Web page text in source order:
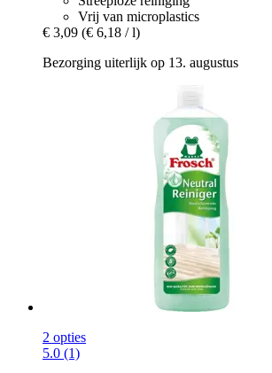
Vrij van microplastics
€ 3,09 (€ 6,18 / l)
Bezorging uiterlijk op 13. augustus
2 opties
5.0 (1)